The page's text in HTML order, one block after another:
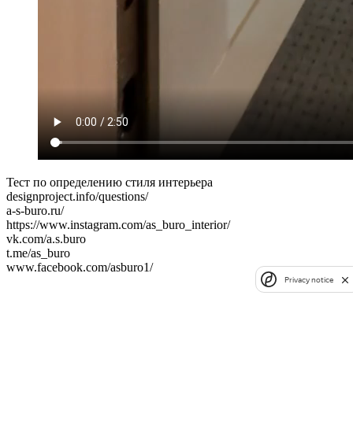
Тест по определению стиля интерьера
designproject.info/questions/
a-s-buro.ru/
https://www.instagram.com/as_buro_interior/
vk.com/a.s.buro
t.me/as_buro
www.facebook.com/asburo1/
Privacy notice